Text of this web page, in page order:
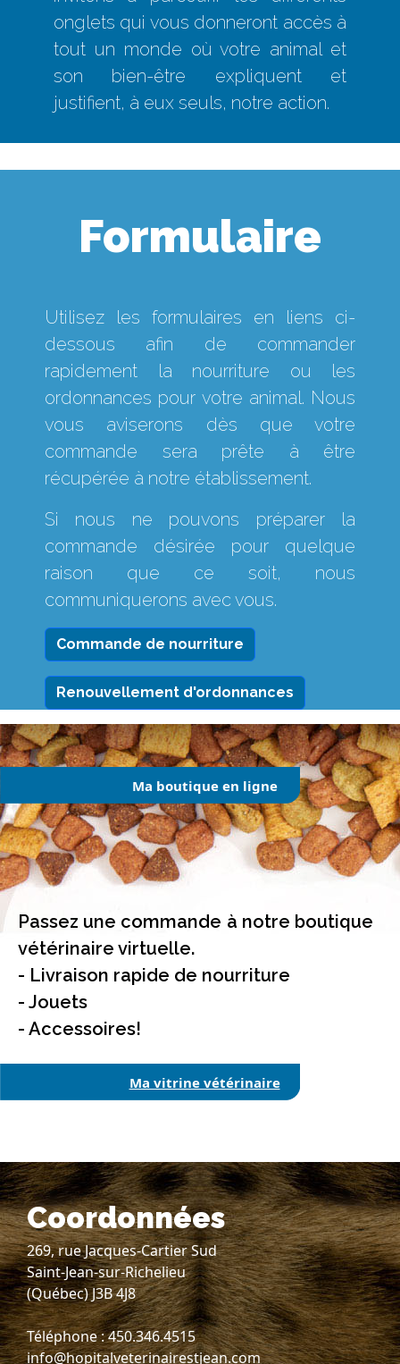
onglets qui vous donneront accès à
tout un monde où votre animal et
son bien-être expliquent et
justifient, à eux seuls, notre action.
Formulaire
Utilisez les formulaires en liens ci-
dessous afin de commander
rapidement la nourriture ou les
ordonnances pour votre animal. Nous
vous aviserons dès que votre
commande sera prête à être
récupérée à notre établissement.
Si nous ne pouvons préparer la
commande désirée pour quelque
raison que ce soit, nous
communiquerons avec vous.
Commande de nourriture
Renouvellement d'ordonnances
Ma boutique en ligne
Passez une commande à notre boutique
vétérinaire virtuelle.
- Livraison rapide de nourriture
- Jouets
- Accessoires!
Ma vitrine vétérinaire
Coordonnées
269, rue Jacques-Cartier Sud
Saint-Jean-sur-Richelieu
(Québec) J3B 4J8
Téléphone : 450.346.4515
info@hopitalveterinairestjean.com